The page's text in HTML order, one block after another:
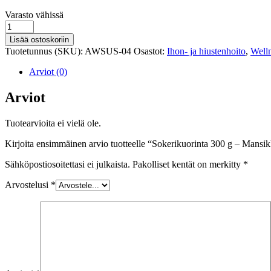
Varastosaldo
Varasto vähissä
Sokerikuorinta
300
g
-
Mansikka
Lisää ostoskoriin
Tuotetunnus (SKU): AWSUS-04 Osastot: Ihon- ja hiustenhoito,
Arviot (0)
Arviot
Tuotearvioita ei vielä ole.
Kirjoita ensimmäinen arvio tuotteelle “Sokerikuorinta 300 g –
Sähköpostiosoitettasi ei julkaista. Pakolliset kentät on merkitty *
Arvostelusi *